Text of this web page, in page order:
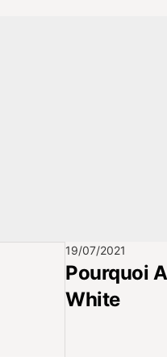
19/07/2021
Pourquoi
White